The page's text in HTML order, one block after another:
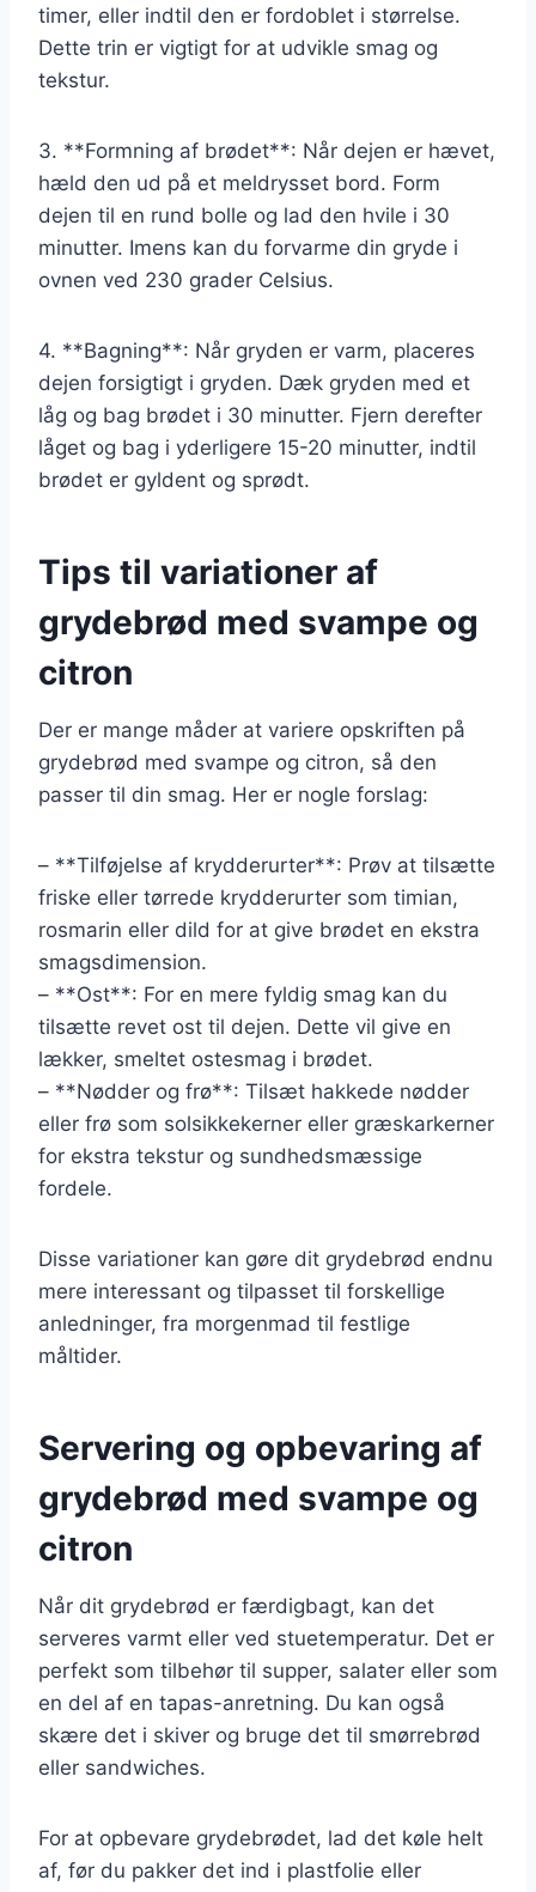
timer, eller indtil den er fordoblet i størrelse.
Dette trin er vigtigt for at udvikle smag og
tekstur.
3. **Formning af brødet**: Når dejen er hævet,
hæld den ud på et meldrysset bord. Form
dejen til en rund bolle og lad den hvile i 30
minutter. Imens kan du forvarme din gryde i
ovnen ved 230 grader Celsius.
4. **Bagning**: Når gryden er varm, placeres
dejen forsigtigt i gryden. Dæk gryden med et
låg og bag brødet i 30 minutter. Fjern derefter
låget og bag i yderligere 15-20 minutter, indtil
brødet er gyldent og sprødt.
Tips til variationer af
grydebrød med svampe og
citron
Der er mange måder at variere opskriften på
grydebrød med svampe og citron, så den
passer til din smag. Her er nogle forslag:
– **Tilføjelse af krydderurter**: Prøv at tilsætte
friske eller tørrede krydderurter som timian,
rosmarin eller dild for at give brødet en ekstra
smagsdimension.
– **Ost**: For en mere fyldig smag kan du
tilsætte revet ost til dejen. Dette vil give en
lækker, smeltet ostesmag i brødet.
– **Nødder og frø**: Tilsæt hakkede nødder
eller frø som solsikkekerner eller græskarkerner
for ekstra tekstur og sundhedsmæssige
fordele.
Disse variationer kan gøre dit grydebrød endnu
mere interessant og tilpasset til forskellige
anledninger, fra morgenmad til festlige
måltider.
Servering og opbevaring af
grydebrød med svampe og
citron
Når dit grydebrød er færdigbagt, kan det
serveres varmt eller ved stuetemperatur. Det er
perfekt som tilbehør til supper, salater eller som
en del af en tapas-anretning. Du kan også
skære det i skiver og bruge det til smørrebrød
eller sandwiches.
For at opbevare grydebrødet, lad det køle helt
af, før du pakker det ind i plastfolie eller